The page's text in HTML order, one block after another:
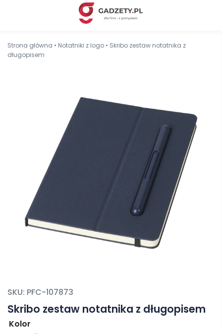
Strona główna • Notatniki z logo • Skribo zestaw notatnika z
długopisem
Skribo zestaw notatnika z długopisem
SKU: PFC-107873
Kolor